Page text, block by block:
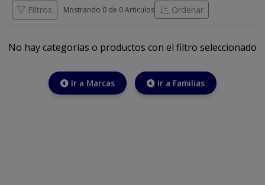
Filtros Mostrando 0 de 0 Articulos Ordenar
No hay categorías o productos con el filtro seleccionado
Ir a Marcas Ir a Familias